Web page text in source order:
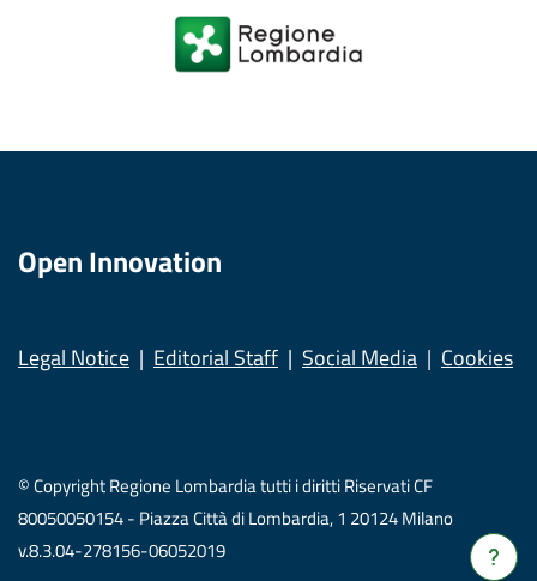
Verrà
Open Innovation
Legal Notice Editorial Staff Social Media Cookies
© Copyright Regione Lombardia tutti i diritti Riservati CF
80050050154 - Piazza Città di Lombardia, 1 20124 Milano
v.8.3.04-278156-06052019